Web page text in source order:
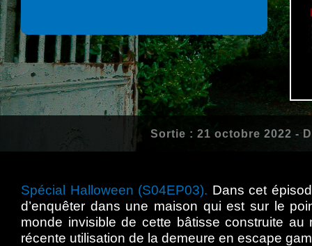
Sortie : 21 octobre 2022 -
Spécial Halloween (S04EP03). Dans cet
d’enquêter dans une maison qui est sur le
monde invisible de cette bâtisse construite
récente utilisation de la demeure en escape